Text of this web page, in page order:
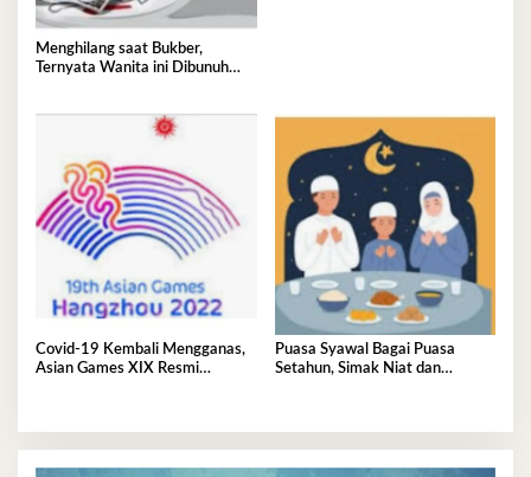
Menghilang saat Bukber,
Ternyata Wanita ini Dibunuh
Covid-19 Kembali Mengganas,
Asian Games XIX Resmi
Puasa Syawal Bagai Puasa
Setahun, Simak Niat dan